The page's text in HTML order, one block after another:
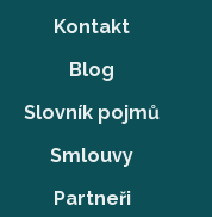
Kontakt
Blog
Slovník pojmů
Smlouvy
Partneři